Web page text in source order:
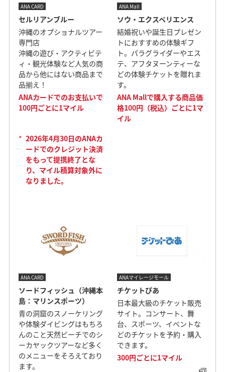
ANA CARD
セルリアンブルー
沖縄のオプショナルツアー
専門店
沖縄の遊び・アクティビテ
ィ・観光体験など人気の商
品から他にはない商品まで
品揃え！
ANAカードでのお支払いで
100円ごとに1マイル
* 2026年4月30日のANAカ
ードでのクレジット決済
をもって提携終了とな
り、マイル積算対象外に
なりました。
ANA Mall
ソウ・エクスペリエンス
結婚祝いや誕生日プレゼン
トにおすすめの体験ギフ
ト。パラグライダーやエス
テ、アフタヌーンティーな
どの体験チケットを贈れま
す。
ANA Mallで購入する商品価
格100円（税込）ごとに1マ
イル
ANA CARD
ソードフィッシュ（沖縄本
島：マリンスポーツ）
青の洞窟のスノーケリング
や体験ダイビングはもちろ
んのこと天然ビーチでのシ
ーカヤックツアーなど多く
のメニューをそろえており
ます。
ANAマイレージモール
チケットぴあ
日本最大級のチケット販売
サイト。コンサート、舞
台、スポーツ、イベントな
どのチケットを予約・購入
できます。
300円ごとに1マイル